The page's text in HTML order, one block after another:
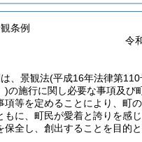
条例
令
、景観法(平成16年法律第
)の施行に関し必要な事項及び
項等を定めることにより、町
もに、町民が愛着と誇りを感
保全し、創出することを目的と